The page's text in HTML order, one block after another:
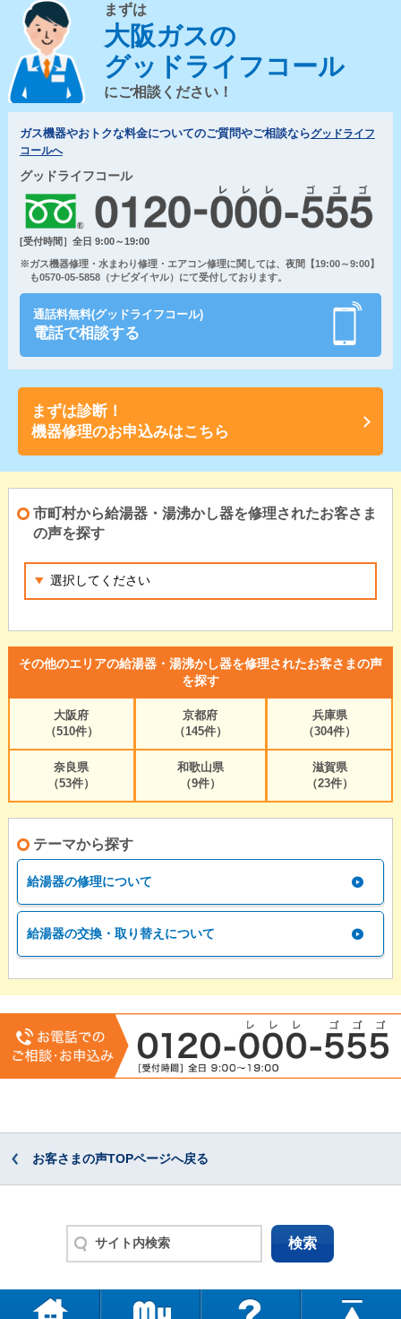
まずは
大阪ガスの
グッドライフコール
にご相談ください！
ガス機器やおトクな料金についてのご質問やご相談ならグッドライフ
コールへ
グッドライフコール
[受付時間］全日 9:00～19:00
※ガス機器修理・水まわり修理・エアコン修理に関しては、夜間【19:00～9:00】
も0570-05-5858（ナビダイヤル）にて受付しております。
通話料無料(グッドライフコール)
電話で相談する
まずは診断！
機器修理のお申込みはこちら
市町村から給湯器・湯沸かし器を修理されたお客さま
の声を探す
その他のエリアの給湯器・湯沸かし器を修理されたお客さまの声
を探す
大阪府
（510件）
京都府
（145件）
兵庫県
（304件）
奈良県
（53件）
和歌山県
（9件）
滋賀県
（23件）
テーマから探す
給湯器の修理について
給湯器の交換・取り替えについて
お客さまの声TOPページへ戻る